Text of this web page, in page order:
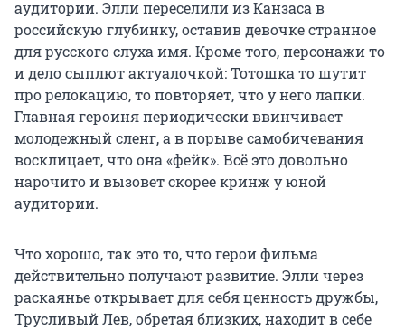
аудитории. Элли переселили из Канзаса в
российскую глубинку, оставив девочке странное
для русского слуха имя. Кроме того, персонажи то
и дело сыплют актуалочкой: Тотошка то шутит
про релокацию, то повторяет, что у него лапки.
Главная героиня периодически ввинчивает
молодежный сленг, а в порыве самобичевания
восклицает, что она «фейк». Всё это довольно
нарочито и вызовет скорее кринж у юной
аудитории.
Что хорошо, так это то, что герои фильма
действительно получают развитие. Элли через
раскаянье открывает для себя ценность дружбы,
Трусливый Лев, обретая близких, находит в себе